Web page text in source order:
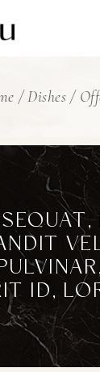
Dishes
ID,